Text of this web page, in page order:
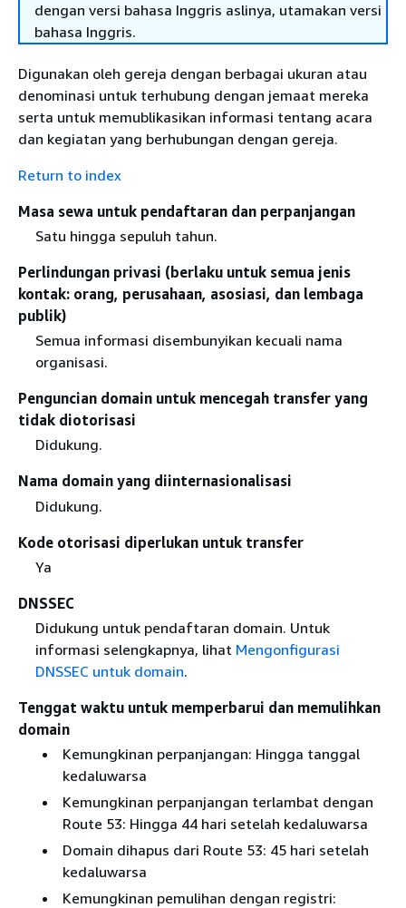
dengan versi bahasa Inggris aslinya, utamakan versi
bahasa Inggris.
Digunakan oleh gereja dengan berbagai ukuran atau
denominasi untuk terhubung dengan jemaat mereka
serta untuk memublikasikan informasi tentang acara
dan kegiatan yang berhubungan dengan gereja.
Return to index
Masa sewa untuk pendaftaran dan perpanjangan
Satu hingga sepuluh tahun.
Perlindungan privasi (berlaku untuk semua jenis
kontak: orang, perusahaan, asosiasi, dan lembaga
publik)
Semua informasi disembunyikan kecuali nama
organisasi.
Penguncian domain untuk mencegah transfer yang
tidak diotorisasi
Didukung.
Nama domain yang diinternasionalisasi
Didukung.
Kode otorisasi diperlukan untuk transfer
Ya
DNSSEC
Didukung untuk pendaftaran domain. Untuk
informasi selengkapnya, lihat Mengonfigurasi
DNSSEC untuk domain.
Tenggat waktu untuk memperbarui dan memulihkan
domain
Kemungkinan perpanjangan: Hingga tanggal
kedaluwarsa
Kemungkinan perpanjangan terlambat dengan
Route 53: Hingga 44 hari setelah kedaluwarsa
Domain dihapus dari Route 53: 45 hari setelah
kedaluwarsa
Kemungkinan pemulihan dengan registri: